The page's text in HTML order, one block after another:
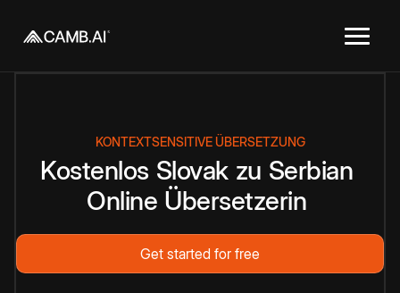
KONTEXTSENSITIVE ÜBERSETZUNG
Kostenlos Slovak zu Serbian
Online Übersetzerin
Get started for free